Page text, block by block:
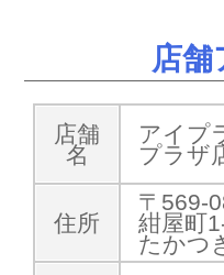
店舗
店舗
名
アイプ
プラザ
住所
〒569-
紺屋町
たかつ